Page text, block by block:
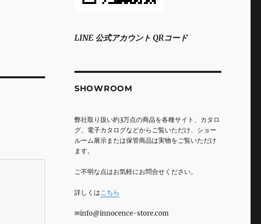
LINE 公式アカウント QRコード
SHOWROOM
弊社取り扱い約3万点の商品を各種サイト、カタロ
グ、電子カタログなどからご覧いただけ、ショー
ルーム展示または保管商品は実物をご覧いただけ
ます。
ご不明な点はお気軽にお問合せください。
詳しくはこちら
✉info@innocence-store.com